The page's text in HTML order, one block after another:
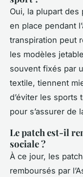
Oui, la plupart
en place pendant
transpiration peut
les modèles
souvent fixés par
textile, tiennent
d’éviter les sports
pour s’assurer de
Le patch est-il
sociale ?
À ce jour, les
remboursés par